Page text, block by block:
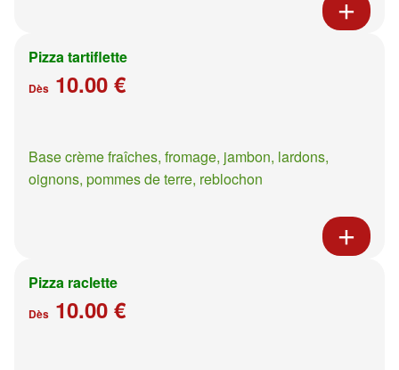
Pizza tartiflette
Dès 10.00 €
Base crème fraîches, fromage, jambon, lardons,
oignons, pommes de terre, reblochon
Pizza raclette
Dès 10.00 €